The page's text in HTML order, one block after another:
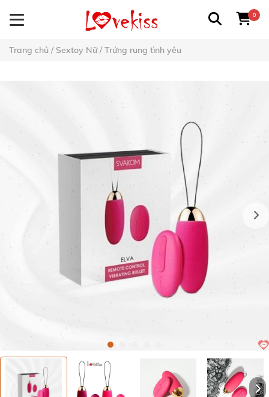
0
Trang chủ / Sextoy Nữ/ Trứng rung tình yêu